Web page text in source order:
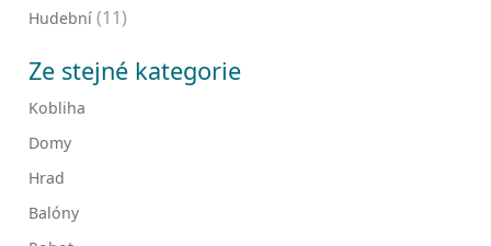
Hudební (11)
Ze stejné kategorie
Kobliha
Domy
Hrad
Balóny